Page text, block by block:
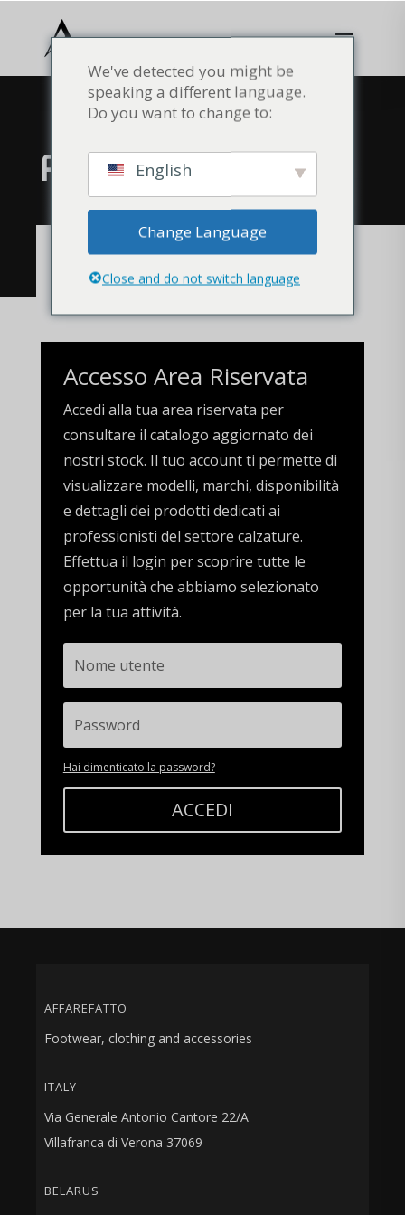
ACCESSO
ACCEDI ALL’AREA RISERVATA
Accesso Area Riservata
Accedi alla tua area riservata per
consultare il catalogo aggiornato dei
nostri stock. Il tuo account ti permette di
visualizzare modelli, marchi, disponibilità
e dettagli dei prodotti dedicati ai
professionisti del settore calzature.
Effettua il login per scoprire tutte le
opportunità che abbiamo selezionato
per la tua attività.
Hai dimenticato la password?
ACCEDI
AFFAREFATTO
Footwear, clothing and accessories
ITALY
Via Generale Antonio Cantore 22/A
Villafranca di Verona 37069
BELARUS
We've detected you might be
speaking a different language.
Do you want to change to:
English
Change Language
Close and do not switch language